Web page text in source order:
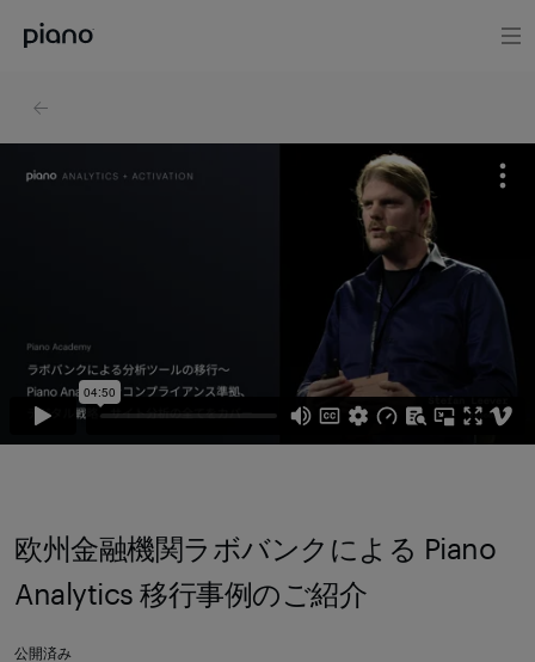
欧州金融機関ラボバンクによる Piano
Analytics 移行事例のご紹介
公開済み